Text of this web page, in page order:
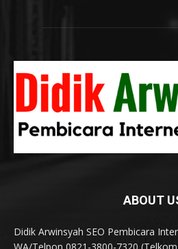
ABOUT
Didik Arwinsyah SEO Pembicara